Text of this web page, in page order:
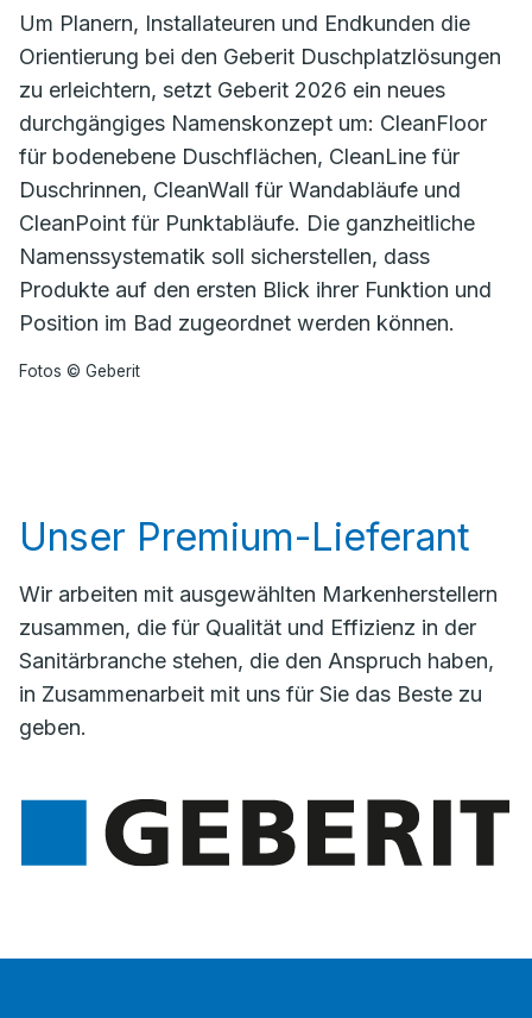
Um Planern, Installateuren und Endkunden die
Orientierung bei den Geberit Duschplatzlösungen
zu erleichtern, setzt Geberit 2026 ein neues
durchgängiges Namenskonzept um: CleanFloor
für bodenebene Duschflächen, CleanLine für
Duschrinnen, CleanWall für Wandabläufe und
CleanPoint für Punktabläufe. Die ganzheitliche
Namenssystematik soll sicherstellen, dass
Produkte auf den ersten Blick ihrer Funktion und
Position im Bad zugeordnet werden können.
Fotos © Geberit
Unser Premium-Lieferant
Wir arbeiten mit ausgewählten Markenherstellern
zusammen, die für Qualität und Effizienz in der
Sanitärbranche stehen, die den Anspruch haben,
in Zusammenarbeit mit uns für Sie das Beste zu
geben.